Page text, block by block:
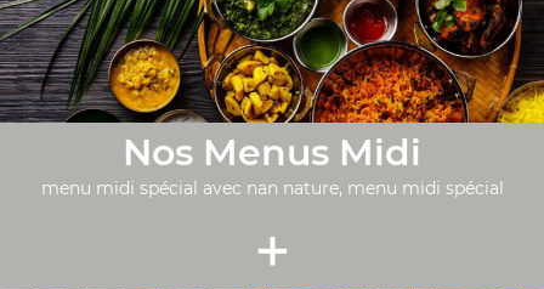
Nos Menus Midi
menu midi spécial avec nan nature, menu midi spécial
+